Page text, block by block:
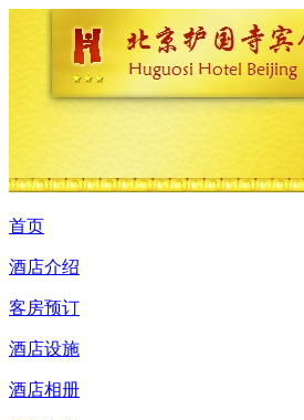
首页
酒店介绍
客房预订
酒店设施
酒店相册